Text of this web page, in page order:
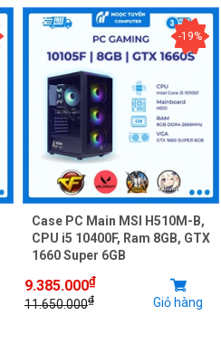
-19%
Case PC Main MSI H510M-B,
CPU i5 10400F, Ram 8GB, GTX
1660 Super 6GB
9.385.000₫
11.650.000₫ Giỏ hàng